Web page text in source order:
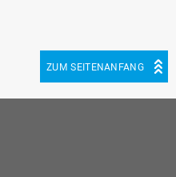
ZUM SEITENANFANG